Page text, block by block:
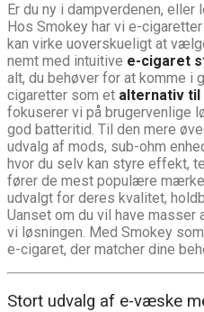
Er du ny i dampverdenen,
Hos Smokey har vi e-
kan virke uoverskueligt at
nemt med intuitive e-cigaret
alt, du behøver for at komme i
cigaretter som et alternativ
fokuserer vi på brugervenlige
god batteritid. Til den mere
udvalg af mods, sub-ohm
hvor du selv kan styre effekt,
fører de mest populære
udvalgt for deres kvalitet,
Uanset om du vil have
vi løsningen. Med Smokey
e-cigaret, der matcher dine
Stort udvalg af e-væske